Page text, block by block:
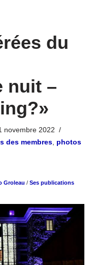
du
nuit –
novembre 2022
des membres photos
Groleau / Ses publications